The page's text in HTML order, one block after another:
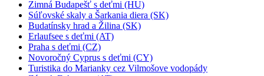
Zimná Budapešť s deťmi (HU)
Súľovské skaly a Šarkania diera (SK)
Budatínsky hrad a Žilina (SK)
Erlaufsee s deťmi (AT)
Praha s deťmi (CZ)
Novoročný Cyprus s deťmi (CY)
Turistika do Marianky cez Vilmošove vodopády